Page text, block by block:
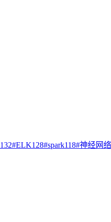
132#ELK128#spark118#神经网络